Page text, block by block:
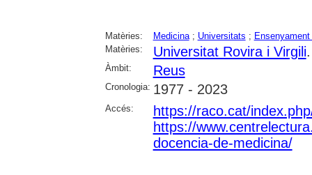
Matèries: Medicina; Universitats ;
Matèries:
Universitat Rovira i Virgili
Àmbit: Reus
Cronologia: 1977 - 2023
Accés:
https://raco.cat/
https://
docencia-de-medicina/